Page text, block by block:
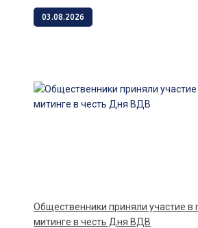
03.08.2026
Общественники приняли участие в памятном
митинге в честь Дня ВДВ